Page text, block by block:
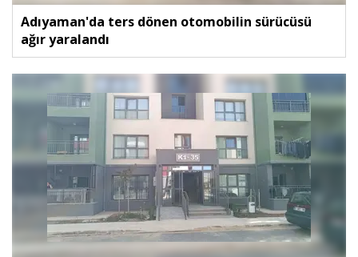
Adıyaman'da ters dönen otomobilin sürücüsü
ağır yaralandı